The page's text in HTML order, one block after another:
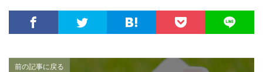
前の記事に戻る